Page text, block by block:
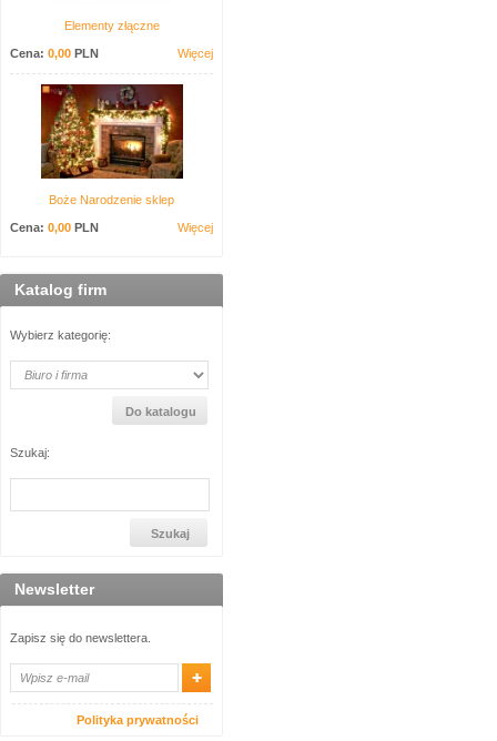
Elementy złączne
Cena: 0,00 PLN Więcej
Boże Narodzenie sklep
Cena: 0,00 PLN Więcej
Katalog firm
Wybierz kategorię:
Szukaj:
Newsletter
Zapisz się do newslettera.
Polityka prywatności